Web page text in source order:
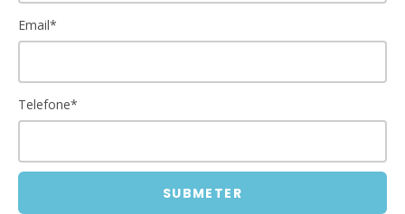
Email*
Telefone*
SUBMETER